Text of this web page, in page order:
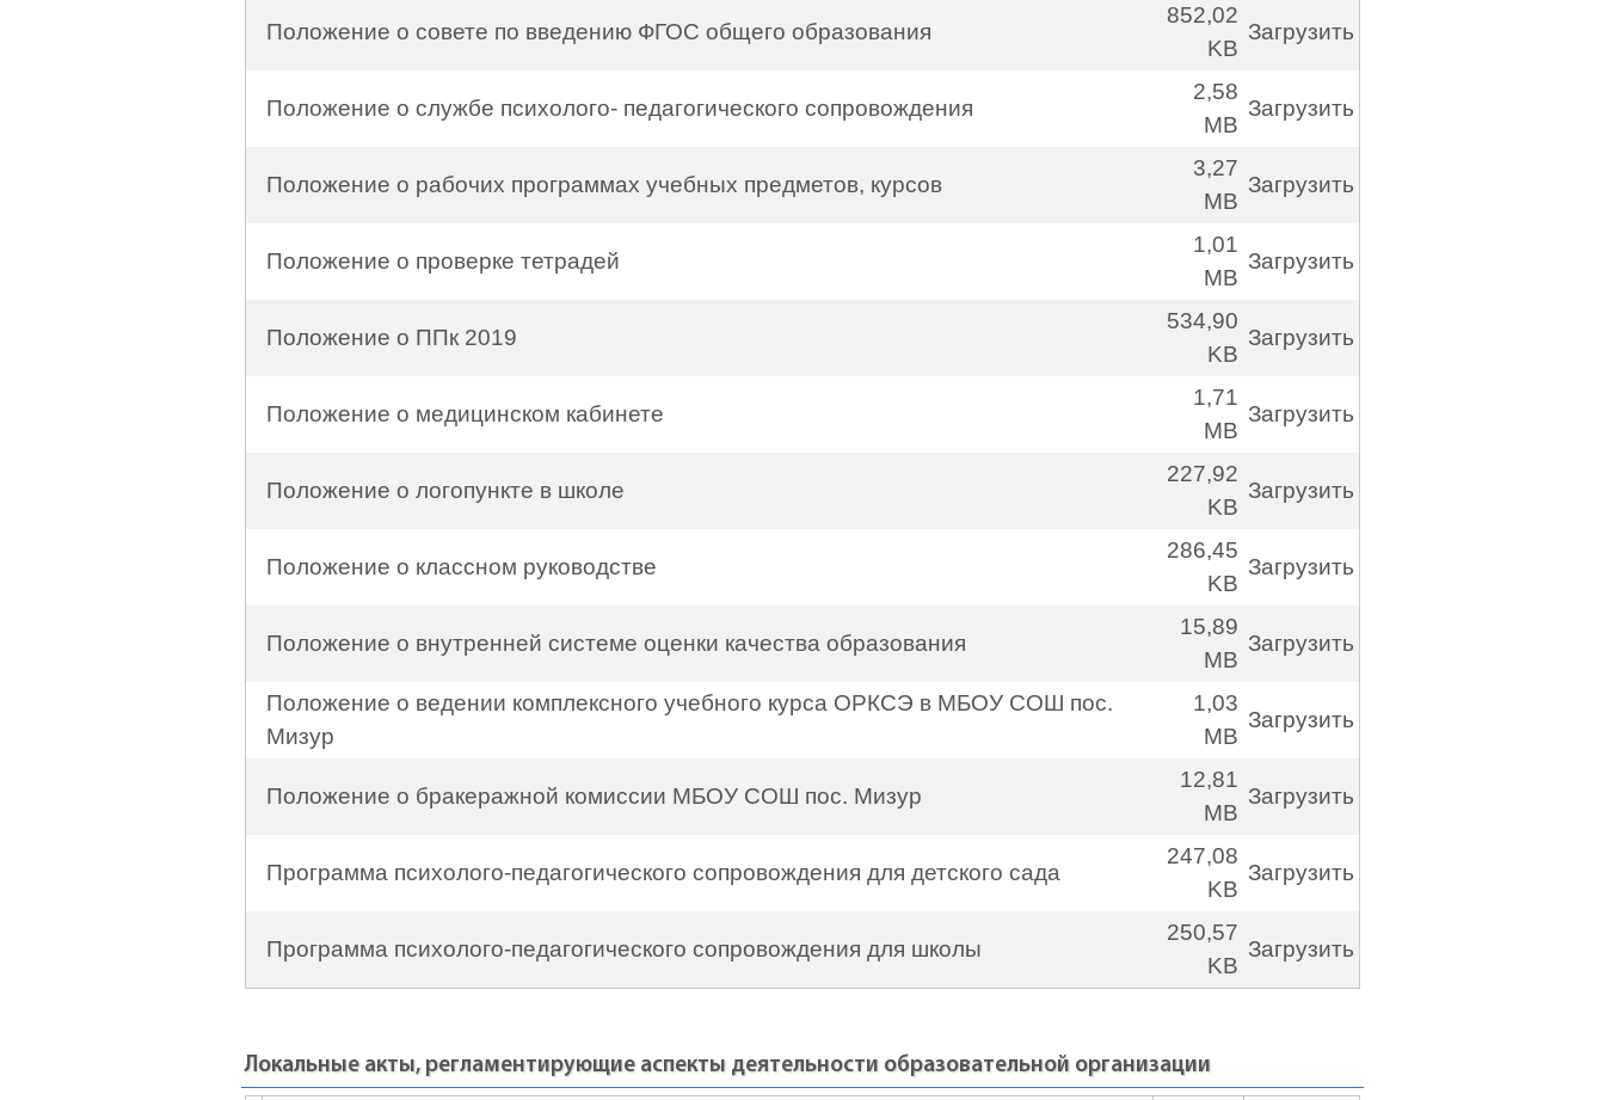
Положение о совете по введению ФГОС общего образования
852,02
KB
Загрузить
Положение о службе психолого- педагогического сопровождения
2,58
MB
Загрузить
Положение о рабочих программах учебных предметов, курсов
3,27
MB
Загрузить
Положение о проверке тетрадей
1,01
MB
Загрузить
Положение о ППк 2019
534,90
KB
Загрузить
Положение о медицинском кабинете
1,71
MB
Загрузить
Положение о логопункте в школе
227,92
KB
Загрузить
Положение о классном руководстве
286,45
KB
Загрузить
Положение о внутренней системе оценки качества образования
15,89
MB
Загрузить
Положение о ведении комплексного учебного курса ОРКСЭ в МБОУ СОШ пос.
Мизур
1,03
MB
Загрузить
Положение о бракеражной комиссии МБОУ СОШ пос. Мизур
12,81
MB
Загрузить
Программа психолого-педагогического сопровождения для детского сада
247,08
KB
Загрузить
Программа психолого-педагогического сопровождения для школы
250,57
KB
Загрузить
Локальные акты, регламентирующие аспекты деятельности образовательной организации